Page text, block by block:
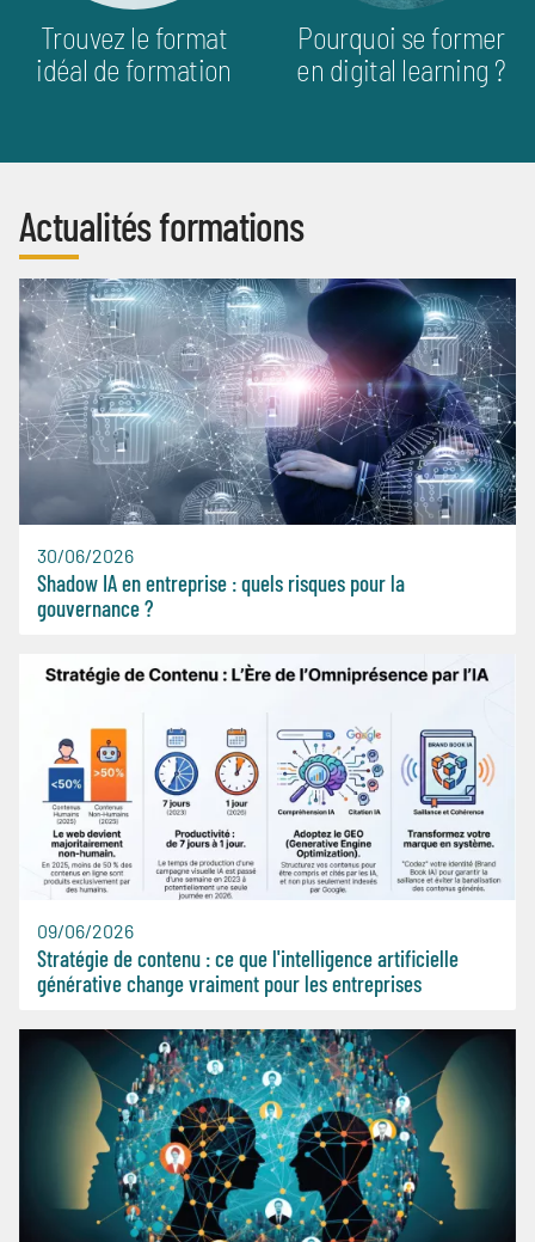
Trouvez le format
idéal de formation
Pourquoi se former
en digital learning ?
Actualités formations
30/06/2026
Shadow IA en entreprise : quels risques pour la
gouvernance ?
09/06/2026
Stratégie de contenu : ce que l'intelligence artificielle
générative change vraiment pour les entreprises